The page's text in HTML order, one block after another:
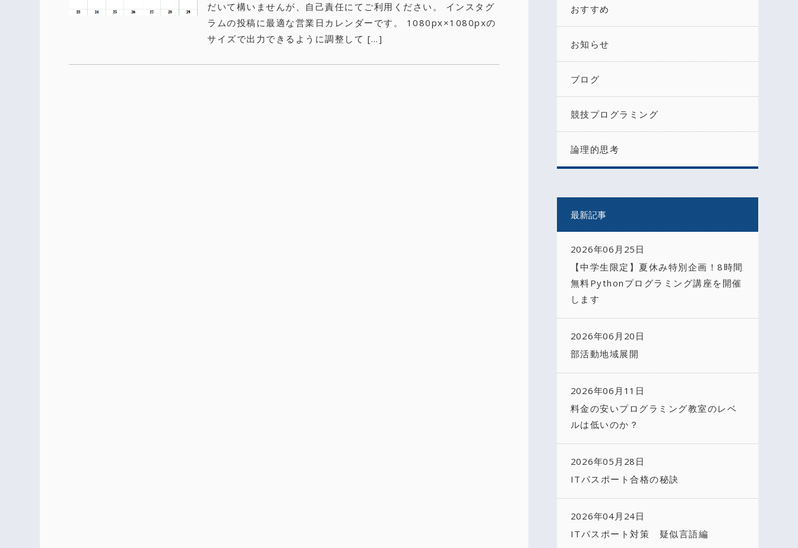
だいて構いませんが、自己責任にてご利用ください。 インスタグ
ラムの投稿に最適な営業日カレンダーです。 1080px×1080pxの
サイズで出力できるように調整して […]
おすすめ
お知らせ
ブログ
競技プログラミング
論理的思考
最新記事
2026年06月25日
【中学生限定】夏休み特別企画！8時間
無料Pythonプログラミング講座を開催
します
2026年06月20日
部活動地域展開
2026年06月11日
料金の安いプログラミング教室のレベ
ルは低いのか？
2026年05月28日
ITパスポート合格の秘訣
2026年04月24日
ITパスポート対策 疑似言語編